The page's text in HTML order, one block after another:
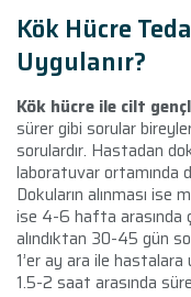
Kök Hücre
Uygulanır?
Kök hücre ile cilt
sürer gibi sorular
sorulardır. Hastadan
laboratuvar ortamında
Dokuların alınması ise
ise 4-6 hafta arasında
alındıktan 30-45 gün
1’er ay ara ile
1.5-2 saat arasında